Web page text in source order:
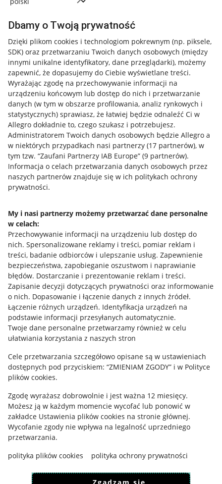
Dbamy o Twoją prywatność
Dzięki plikom cookies i technologiom pokrewnym (np. piksele,
SDK) oraz przetwarzaniu Twoich danych osobowych (między
innymi unikalne identyfikatory, dane przeglądarki), możemy
zapewnić, że dopasujemy do Ciebie wyświetlane treści.
Wyrażając zgodę na przechowywanie informacji na
urządzeniu końcowym lub dostęp do nich i przetwarzanie
danych (w tym w obszarze profilowania, analiz rynkowych i
statystycznych) sprawiasz, że łatwiej będzie odnaleźć Ci w
Allegro dokładnie to, czego szukasz i potrzebujesz.
Administratorem Twoich danych osobowych będzie Allegro a
w niektórych przypadkach nasi partnerzy (17 partnerów), w
tym tzw. “Zaufani Partnerzy IAB Europe” (9 partnerów).
Informacja o celach przetwarzania danych osobowych przez
naszych partnerów znajduje się w ich politykach ochrony
prywatności.
My i nasi partnerzy możemy przetwarzać dane personalne
w celach:
Przechowywanie informacji na urządzeniu lub dostęp do
nich. Spersonalizowane reklamy i treści, pomiar reklam i
treści, badanie odbiorców i ulepszanie usług. Zapewnienie
bezpieczeństwa, zapobieganie oszustwom i naprawianie
błędów. Dostarczanie i prezentowanie reklam i treści.
Zapisanie decyzji dotyczących prywatności oraz informowanie
o nich. Dopasowanie i łączenie danych z innych źródeł.
Łączenie różnych urządzeń. Identyfikacja urządzeń na
podstawie informacji przesyłanych automatycznie.
Twoje dane personalne przetwarzamy również w celu
ułatwiania korzystania z naszych stron
Cele przetwarzania szczegółowo opisane są w ustawieniach
dostępnych pod przyciskiem: “ZMIENIAM ZGODY” i w Polityce
plików cookies.
Zgodę wyrażasz dobrowolnie i jest ważna 12 miesięcy.
Możesz ją w każdym momencie wycofać lub ponowić w
zakładce Ustawienia plików cookies na stronie głównej.
Wycofanie zgody nie wpływa na legalność uprzedniego
przetwarzania.
polityka plików cookies
polityka ochrony prywatności
Przydatne informacje
Jak to działa
Allegro Gadane dla sprzedających
Allegro Gadane dla kupujących
Mapa miejscowości
Informacje prawne
Regulamin
Polityka plików "cookies"
Ustawienia plików "cookies"
Udostępnianie lokalizacji
Informacje dla Aktu o Usługach Cyfrowych
Pobierz aplikację